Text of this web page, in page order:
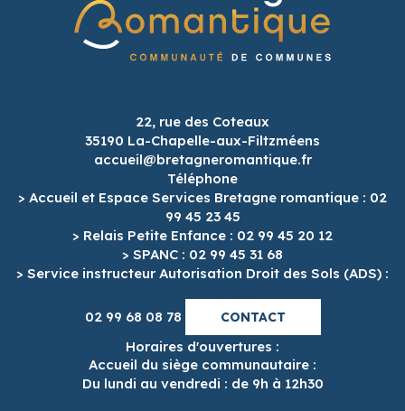
22, rue des Coteaux
35190 La-Chapelle-aux-Filtzméens
accueil@bretagneromantique.fr
Téléphone
> Accueil et Espace Services Bretagne romantique : 02
99 45 23 45
> Relais Petite Enfance : 02 99 45 20 12
> SPANC : 02 99 45 31 68
> Service instructeur Autorisation Droit des Sols (ADS) :
02 99 68 08 78 CONTACT
Horaires d'ouvertures :
Accueil du siège communautaire :
Du lundi au vendredi : de 9h à 12h30